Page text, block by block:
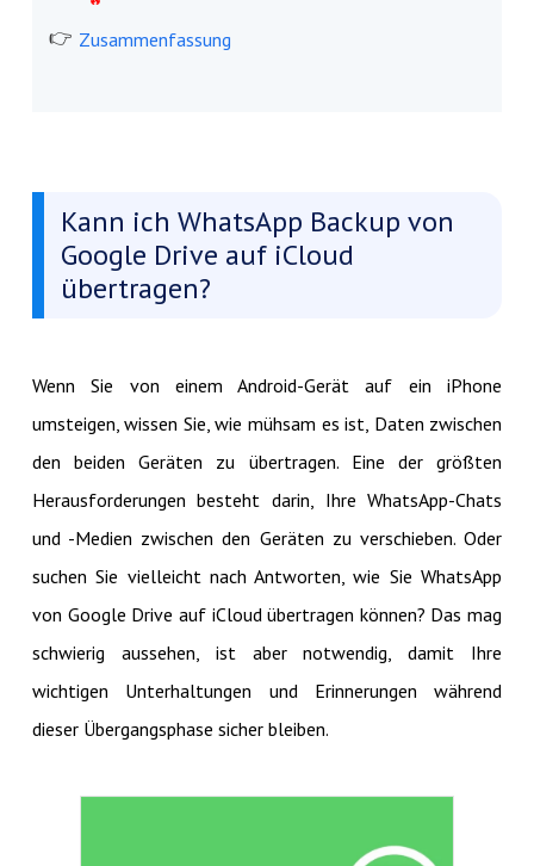
Zusammenfassung
Kann ich WhatsApp Backup von
Google Drive auf iCloud
übertragen?
Wenn Sie von einem Android-Gerät auf ein iPhone
umsteigen, wissen Sie, wie mühsam es ist, Daten zwischen
den beiden Geräten zu übertragen. Eine der größten
Herausforderungen besteht darin, Ihre WhatsApp-Chats
und -Medien zwischen den Geräten zu verschieben. Oder
suchen Sie vielleicht nach Antworten, wie Sie WhatsApp
von Google Drive auf iCloud übertragen können? Das mag
schwierig aussehen, ist aber notwendig, damit Ihre
wichtigen Unterhaltungen und Erinnerungen während
dieser Übergangsphase sicher bleiben.